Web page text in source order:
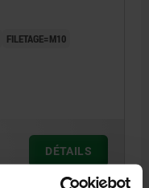
FILETAGE=M10
DÉTAILS